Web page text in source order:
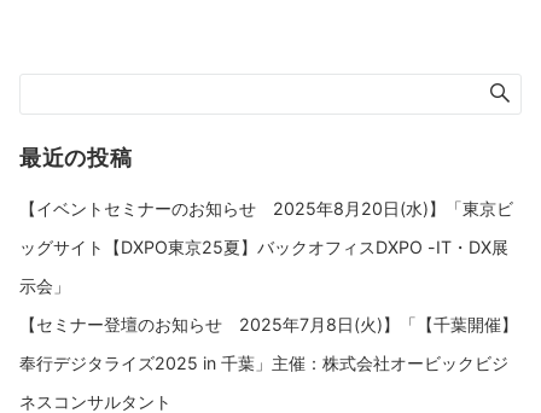
最近の投稿
【イベントセミナーのお知らせ 2025年8月20日(水)】「東京ビ
ッグサイト【DXPO東京25夏】バックオフィスDXPO -IT・DX展
示会」
【セミナー登壇のお知らせ 2025年7月8日(火)】「【千葉開催】
奉行デジタライズ2025 in 千葉」主催：株式会社オービックビジ
ネスコンサルタント